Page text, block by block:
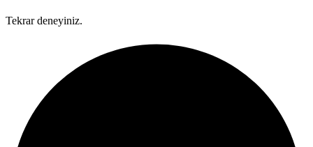
Tekrar deneyiniz.